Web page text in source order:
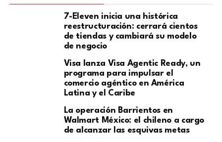
7-Eleven inicia una histórica
reestructuración: cerrará cientos
de tiendas y cambiará su modelo
de negocio
Visa lanza Visa Agentic Ready, un
programa para impulsar el
comercio agéntico en América
Latina y el Caribe
La operación Barrientos en
Walmart México: el chileno a cargo
de alcanzar las esquivas metas